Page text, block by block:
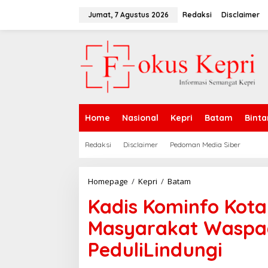
Jumat, 7 Agustus 2026 Redaksi Disclaimer
Home Nasional Kepri Batam
Redaksi Disclaimer Pedoman Media Siber
Homepage / Kepri / Batam
d
i
s
K
o
m
Kadis Kominfo
Masyarakat
PeduliLindungi